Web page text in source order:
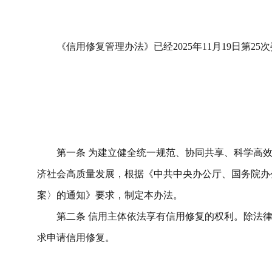
《信用修复管理办法》已经2025年11 月 19日第25
第一条 为建立健全统一规范、协同共享、科学高
济社会高质量发展，根据《中共中央办公厅 国务院
案〉 的通知》要求， 制定本办法。
第二条 信用主体依法享有信用修复的权利。 除法
求申请信用修复。